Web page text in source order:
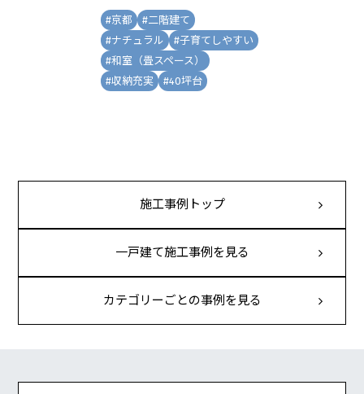
#京都 #二階建て
#ナチュラル #子育てしやすい
#和室（畳スペース）
#収納充実 #40坪台
施工事例トップ
一戸建て施工事例を見る
カテゴリーごとの事例を見る